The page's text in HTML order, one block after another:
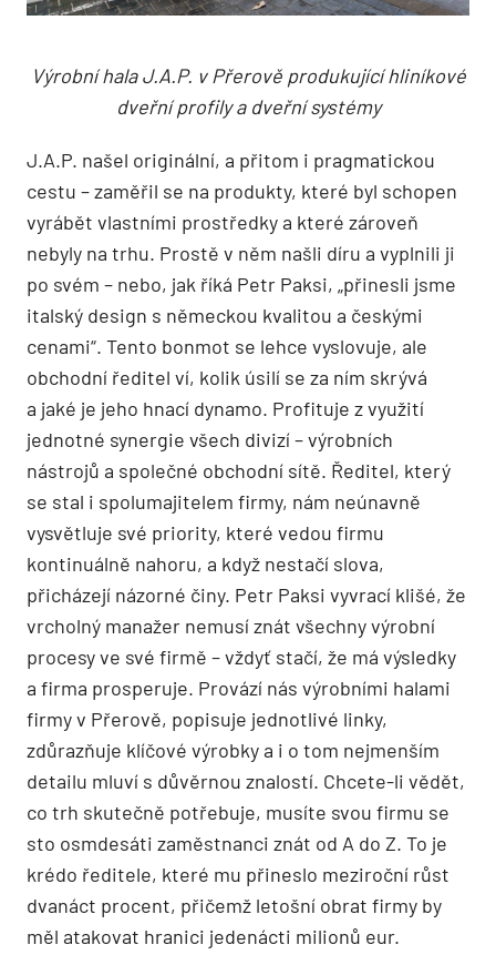
Výrobní hala J.A.P. v Přerově produkující hliníkové
dveřní profily a dveřní systémy
J.A.P. našel originální, a přitom i pragmatickou
cestu – zaměřil se na produkty, které byl schopen
vyrábět vlastními prostředky a které zároveň
nebyly na trhu. Prostě v něm našli díru a vyplnili ji
po svém – nebo, jak říká Petr Paksi, „přinesli jsme
italský design s německou kvalitou a českými
cenami“. Tento bonmot se lehce vyslovuje, ale
obchodní ředitel ví, kolik úsilí se za ním skrývá
a jaké je jeho hnací dynamo. Profituje z využití
jednotné synergie všech divizí – výrobních
nástrojů a společné obchodní sítě. Ředitel, který
se stal i spolumajitelem firmy, nám neúnavně
vysvětluje své priority, které vedou firmu
kontinuálně nahoru, a když nestačí slova,
přicházejí názorné činy. Petr Paksi vyvrací klišé, že
vrcholný manažer nemusí znát všechny výrobní
procesy ve své firmě – vždyť stačí, že má výsledky
a firma prosperuje. Provází nás výrobními halami
firmy v Přerově, popisuje jednotlivé linky,
zdůrazňuje klíčové výrobky a i o tom nejmenším
detailu mluví s důvěrnou znalostí. Chcete-li vědět,
co trh skutečně potřebuje, musíte svou firmu se
sto osmdesáti zaměstnanci znát od A do Z. To je
krédo ředitele, které mu přineslo meziroční růst
dvanáct procent, přičemž letošní obrat firmy by
měl atakovat hranici jedenácti milionů eur.